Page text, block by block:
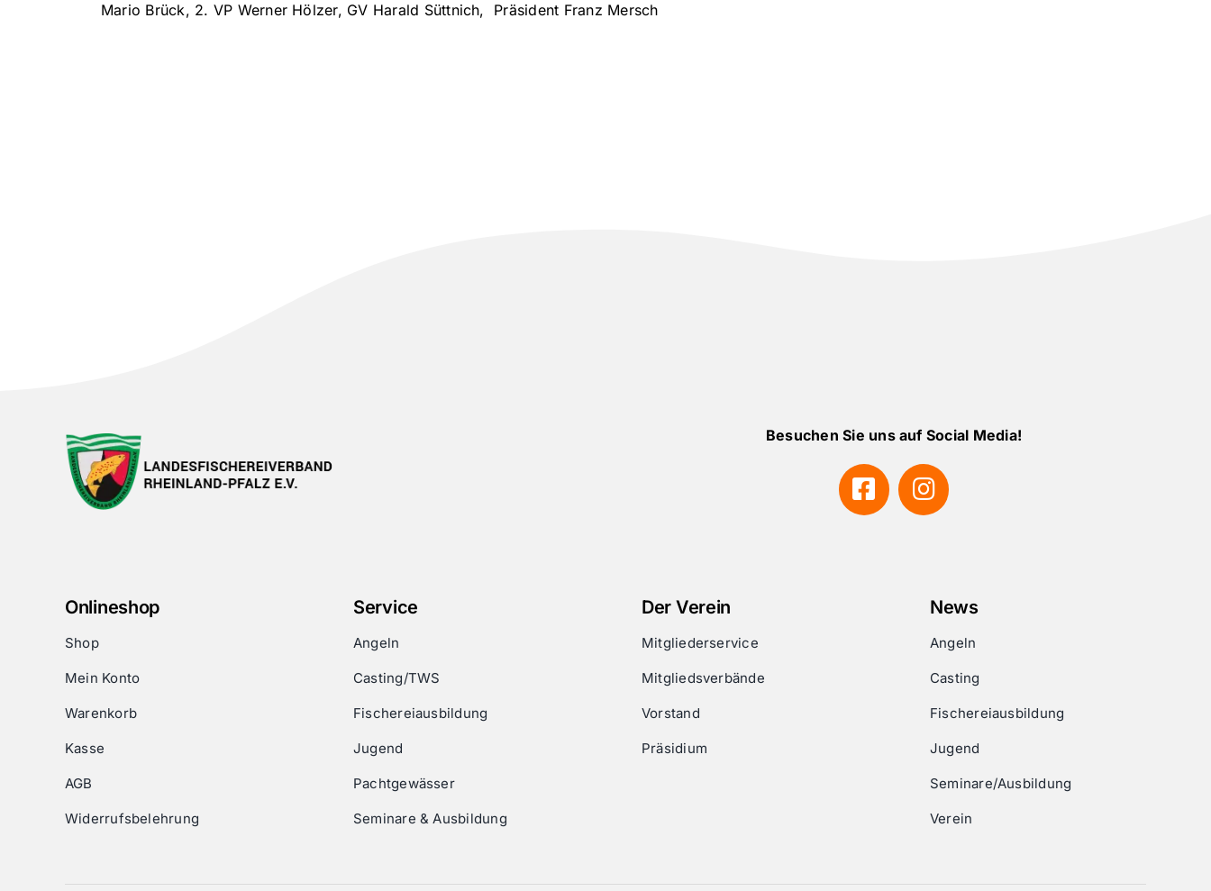
Mario Brück, 2. VP Werner Hölzer, GV Harald Süttnich, Präsident Franz Mersch
Besuchen Sie uns auf Social Media!
Onlineshop
Shop
Mein Konto
Warenkorb
Kasse
AGB
Widerrufsbelehrung
Service
Angeln
Casting/TWS
Fischereiausbildung
Jugend
Pachtgewässer
Seminare & Ausbildung
Der Verein
Mitgliederservice
Mitgliedsverbände
Vorstand
Präsidium
News
Angeln
Casting
Fischereiausbildung
Jugend
Seminare/Ausbildung
Verein